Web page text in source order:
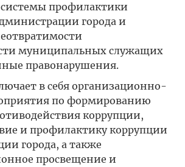
профилактики
города и
муниципальных служащих
правонарушения.
в себя организационно-
по формированию
коррупции,
и профилактику коррупции
города, а также
просвещение и